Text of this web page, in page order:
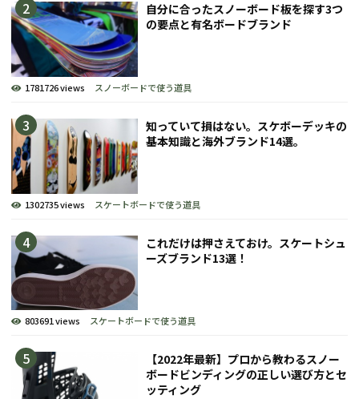
自分に合ったスノーボード板を探す3つ
の要点と有名ボードブランド
1781726 views スノーボードで使う道具
知っていて損はない。スケボーデッキの
基本知識と海外ブランド14選。
1302735 views スケートボードで使う道具
これだけは押さえておけ。スケートシュ
ーズブランド13選！
803691 views スケートボードで使う道具
【2022年最新】プロから教わるスノー
ボードビンディングの正しい選び方とセ
ッティング